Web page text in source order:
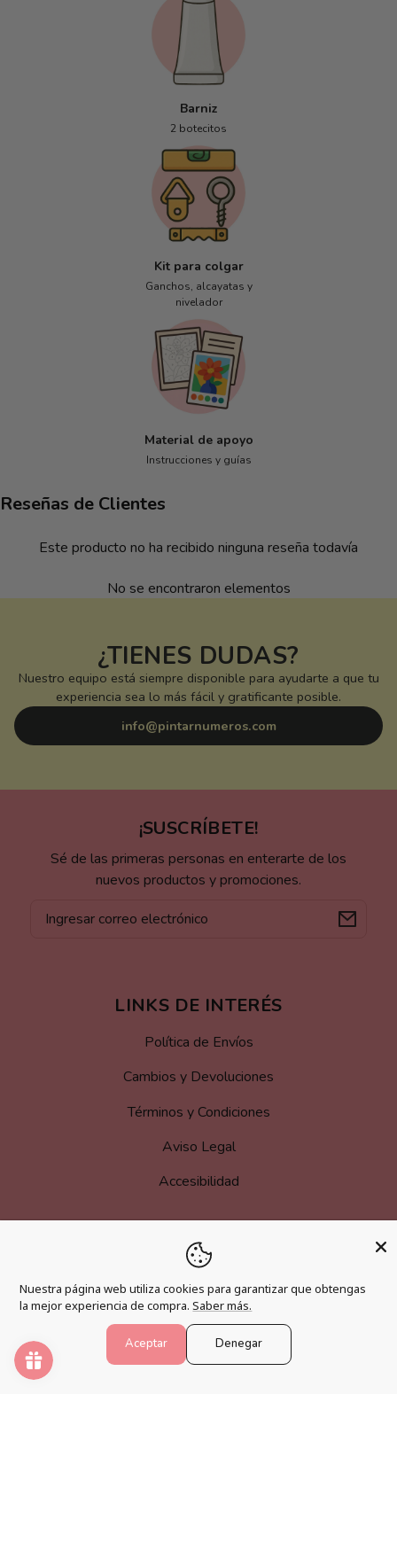
Barniz
2 botecitos
Kit para colgar
Ganchos, alcayatas y
nivelador
Material de apoyo
Instrucciones y guías
Reseñas de Clientes
Este producto no ha recibido ninguna reseña todavía
No se encontraron elementos
¿TIENES DUDAS?
Nuestro equipo está siempre disponible para ayudarte a que tu
experiencia sea lo más fácil y gratificante posible.
info@pintarnumeros.com
¡SUSCRÍBETE!
Sé de las primeras personas en enterarte de los
nuevos productos y promociones.
electrónico
LINKS DE INTERÉS
Política de Envíos
Cambios y Devoluciones
Términos y Condiciones
Aviso Legal
Accesibilidad
MÁS INFORMACIÓN
Hazte afiliado
Programa de fidelización
Preguntas frecuentes
Nuestra página web utiliza cookies para garantizar que obtengas
la mejor experiencia de compra. Saber más.
Aceptar Denegar